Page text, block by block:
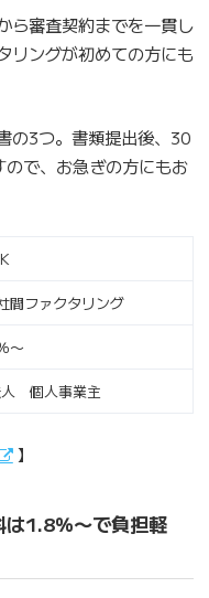
ら審査契約までを一貫し
リングが初めての方にも
の3つ。書類提出後、30
で、お急ぎの方にもお
間ファクタリング
〜
個人事業主
】
は1.8％〜で負担軽